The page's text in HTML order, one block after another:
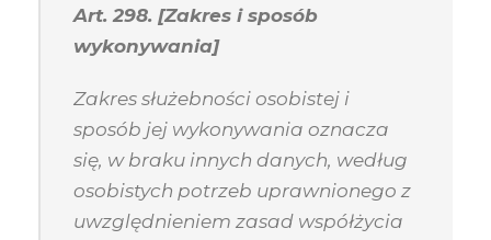
Art. 298. [Zakres i sposób
wykonywania]
Zakres służebności osobistej i
sposób jej wykonywania oznacza
się, w braku innych danych, według
osobistych potrzeb uprawnionego z
uwzględnieniem zasad współżycia